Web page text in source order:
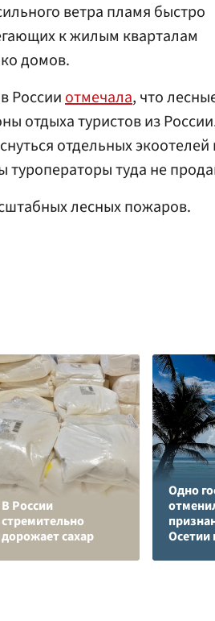
ветра пламя быстро
к жилым кварталам
домов.
Россииотмечала, что
отдыха туристов из
отдельных экоотелей
туроператоры туда не
лесных пожаров.
В России
стремительно
дорожает сахар
Одно
Осетии